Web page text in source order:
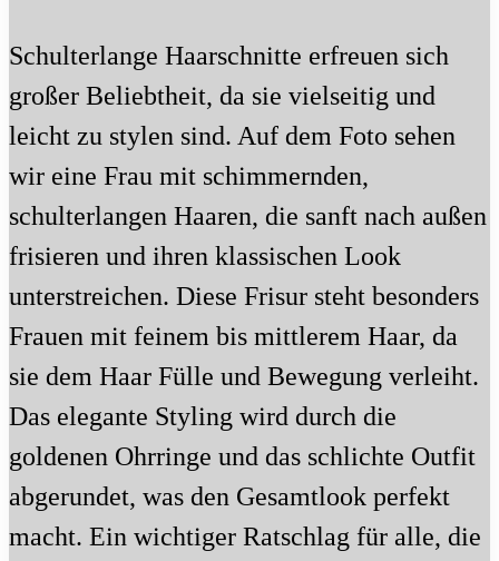
Schulterlange Haarschnitte erfreuen sich
großer Beliebtheit, da sie vielseitig und
leicht zu stylen sind. Auf dem Foto sehen
wir eine Frau mit schimmernden,
schulterlangen Haaren, die sanft nach außen
frisieren und ihren klassischen Look
unterstreichen. Diese Frisur steht besonders
Frauen mit feinem bis mittlerem Haar, da
sie dem Haar Fülle und Bewegung verleiht.
Das elegante Styling wird durch die
goldenen Ohrringe und das schlichte Outfit
abgerundet, was den Gesamtlook perfekt
macht. Ein wichtiger Ratschlag für alle, die